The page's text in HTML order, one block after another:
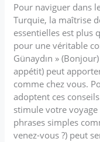
Pour naviguer dans
Turquie, la maîtrise
essentielles est plus
pour une véritable
Günaydın »
appétit) peut
comme chez vous.
adoptent ces
stimule votre
phrases simples
venez-vous ?) peut